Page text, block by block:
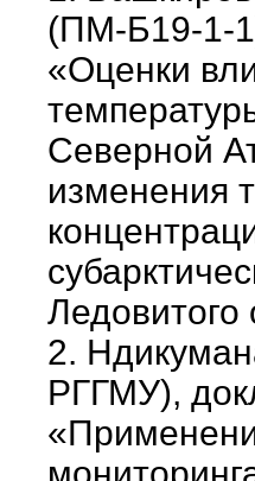
(ПМ-Б19-1-
«Оценки
Северной
изменения
Ледовитого
2.
РГГМУ),